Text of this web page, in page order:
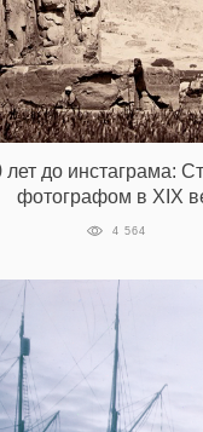
до инстаграма:
фотографом в XIX
4 564